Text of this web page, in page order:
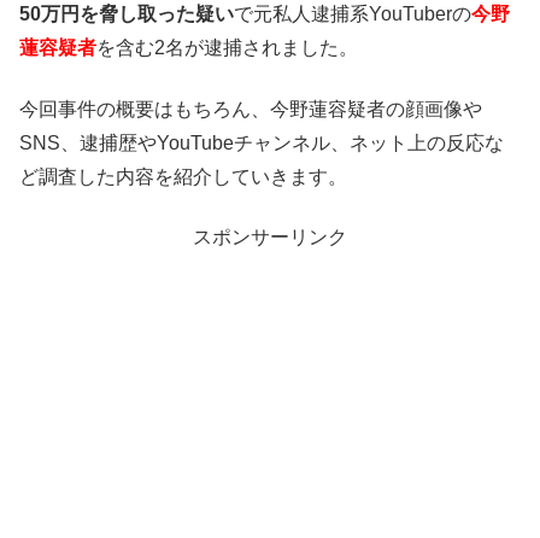
50万円を脅し取った疑いで元私人逮捕系YouTuberの今野
蓮容疑者を含む2名が逮捕されました。
今回事件の概要はもちろん、今野蓮容疑者の顔画像や
SNS、逮捕歴やYouTubeチャンネル、ネット上の反応な
ど調査した内容を紹介していきます。
スポンサーリンク